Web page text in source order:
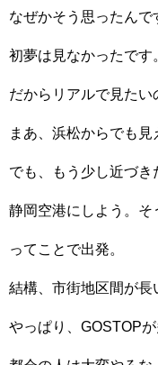
なぜかそう思ったんで
初夢は見なかったです
だからリアルで見たい
まあ、浜松からでも見
でも、もう少し近づき
静岡空港にしよう。そ
ってことで出発。
結構、市街地区間が長
やっぱり、GOSTOPが